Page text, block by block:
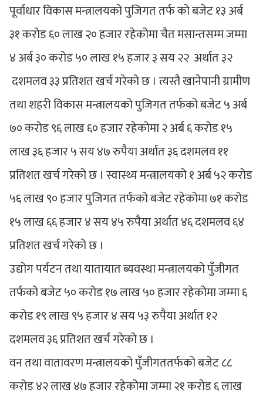
पूर्वाधार विकास मन्त्रालयको पुजिगत तर्फ को बजेट १३ अर्ब
३१ करोड ६० लाख २० हजार रहेकोमा चैत मसान्तसम्म जम्मा
४ अर्ब ३० करोड ५० लाख १५ हजार ३ सय २२ अर्थात ३२
दशमलव ३३ प्रतिशत खर्च गरेको छ । त्यस्तै खानेपानी ग्रामीण
तथा शहरी विकास मन्त्रालयको पुजिगत तर्फको बजेट ५ अर्ब
७० करोड ९६ लाख ६० हजार रहेकोमा २ अर्ब ६ करोड १५
लाख ३६ हजार ५ सय ४७ रुपैया अर्थात ३६ दशमलव ११
प्रतिशत खर्च गरेको छ । स्वास्थ्य मन्त्रालयको १ अर्ब ५२ करोड
५६ लाख ९० हजार पुजिगत तर्फको बजेट रहेकोमा ७१ करोड
१५ लाख ६६ हजार ४ सय ४५ रुपैया अर्थात ४६ दशमलव ६४
प्रतिशत खर्च गरेको छ ।
उद्योग पर्यटन तथा यातायात ब्यवस्था मन्त्रालयको पुँजीगत
तर्फको बजेट ५० करोड १७ लाख ५० हजार रहेकोमा जम्मा ६
करोड १९ लाख ९५ हजार ४ सय ५३ रुपैया अर्थात १२
दशमलव ३६ प्रतिशत खर्च गरेको छ ।
वन तथा वातावरण मन्त्रालयको पुँजीगततर्फको बजेट ८८
करोड ४२ लाख ४७ हजार रहेकोमा जम्मा २१ करोड ६ लाख